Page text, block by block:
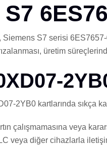
S7 serisi
üretim
2YB0 kartlarında sıkça
çalışmamasına veya
veya diğer cihazlarla